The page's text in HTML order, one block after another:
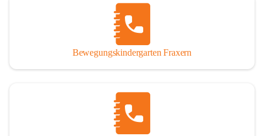
Bewegungskindergarten Fraxern